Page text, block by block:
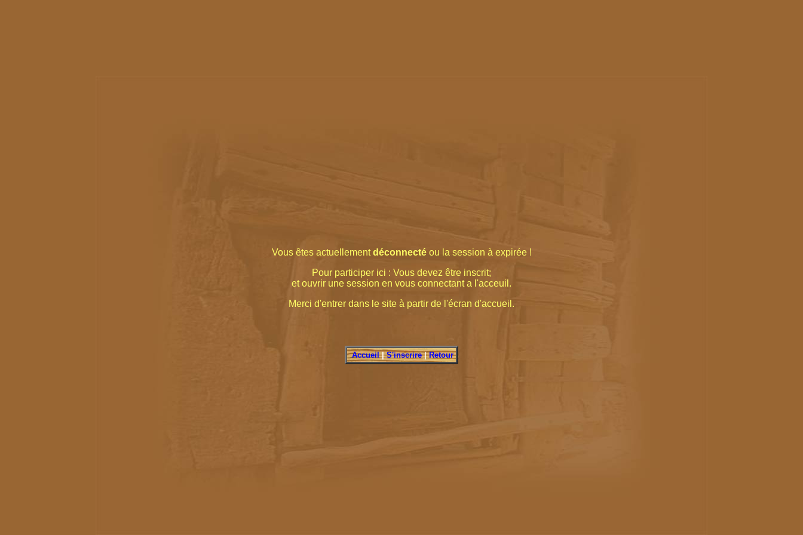
Vous êtes actuellementdéconnectéou la session à expirée !
Pour participer ici : Vous devez être inscrit;
et ouvrir une session en vous connectant a l'acceuil.
Merci d'entrer dans le site à partir de l'écran d'accueil.
Accueil|S'inscrire|Retour